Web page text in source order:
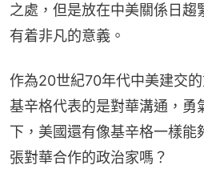
之處，但是放在中美關係日趨
有着非凡的意義。
作為20世紀70年代中美建交
基辛格代表的是對華溝通，勇
下，美國還有像基辛格一樣能
張對華合作的政治家嗎？